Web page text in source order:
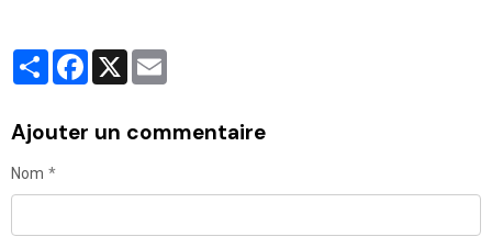
PartagerFacebook
X
Ajouter un commentaire
Nom